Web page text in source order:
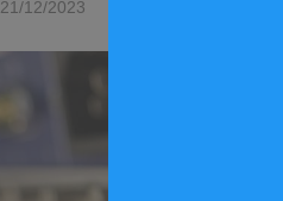
21/12/2023